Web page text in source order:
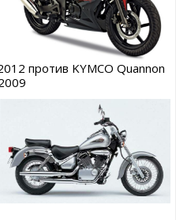
против KYMCO Quannon